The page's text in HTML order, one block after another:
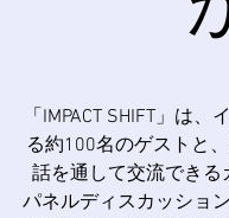
「IMPACT SHIFT」は
る約100名のゲストと
話を通して交流できる
パネルディスカッショ